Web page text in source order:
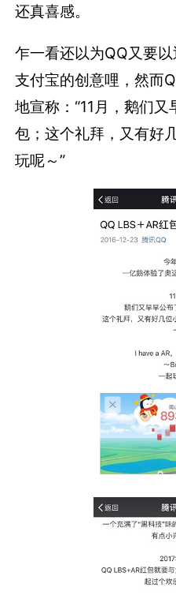
还真喜感。
乍一看还以为QQ又要
支付宝的创意哩，然而
地宣称：“11月，鹅们
包；这个礼拜，又有好
玩呢～”